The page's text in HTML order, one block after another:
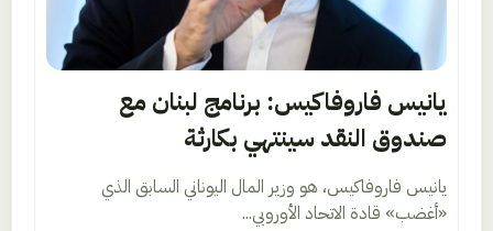
يانيس فاروفاكيس: برنامج لبنان مع
صندوق النقد سينتهي بكارثة
يانيس فاروفاكيس، هو وزير المال اليوناني السابق الذي
«أغضب» قادة الاتحاد الأوروبي...